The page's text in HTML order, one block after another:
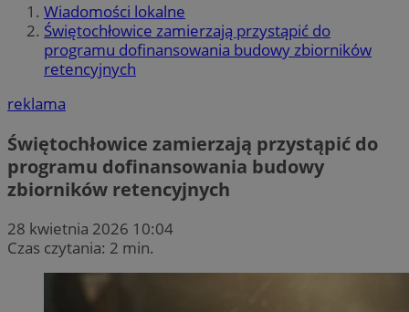
Wiadomości lokalne
Świętochłowice zamierzają przystąpić do
programu dofinansowania budowy zbiorników
retencyjnych
reklama
Świętochłowice zamierzają przystąpić do
programu dofinansowania budowy
zbiorników retencyjnych
28 kwietnia 2026 10:04
Czas czytania: 2 min.